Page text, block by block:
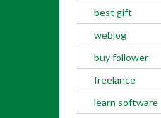
best gift
weblog
buy follower
freelance
learn software